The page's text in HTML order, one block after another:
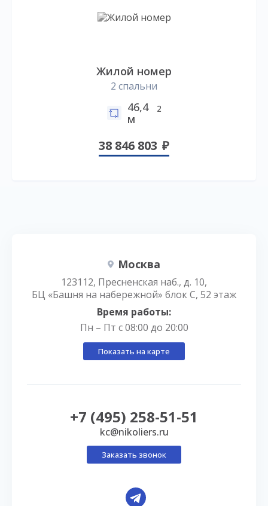
Жилой номер
2 спальни
46,4
м
2
38 846 803
Москва
123112, Пресненская наб., д. 10,
БЦ «Башня на набережной» блок С, 52 этаж
Время работы:
Пн – Пт с 08:00 до 20:00
Показать на карте
+7 (495) 258-51-51
kc@nikoliers.ru
Заказать звонок